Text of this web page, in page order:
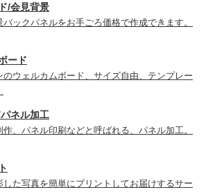
/会見背景
ックパネルをお手ごろ価格で作成できます。
ード
のウェルカムボード、サイズ自由、テンプレー
ネル加工
、パネル印刷などと呼ばれる、パネル加工。
した写真を簡単にプリントしてお届けするサー